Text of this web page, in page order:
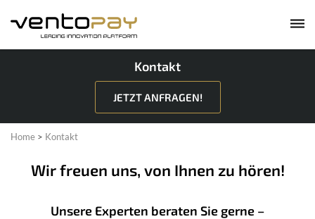
Kontakt
JETZT ANFRAGEN!
Home > Kontakt
Wir freuen uns, von Ihnen zu hören!
Unsere Experten beraten Sie gerne –